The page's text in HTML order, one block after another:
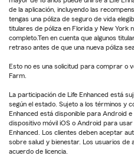
de la aplicación, incluyendo las
tengas una póliza de seguro de vida
titulares de póliza en Florida y New York
completo.Ten en cuenta que algunos
retraso antes de que una nueva póliza
Esto no es una solicitud para comprar o
Farm.
La participación de Life Enhanced está
según el estado. Sujeto a los términos y
Enhanced está disponible para Android
dispositivo móvil iOS o Android para
Enhanced. Los clientes deben aceptar
sobre salud y bienestar. Los usuarios de
acuerdo de licencia.